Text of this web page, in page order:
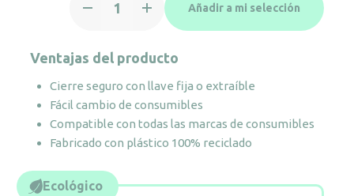
central
Cleanline
negro
cantidad
Añadir a mi selección
Ventajas del producto
Cierre seguro con llave fija o extraíble
Fácil cambio de consumibles
Compatible con todas las marcas de consumibles
Fabricado con plástico 100% reciclado
Ecológico